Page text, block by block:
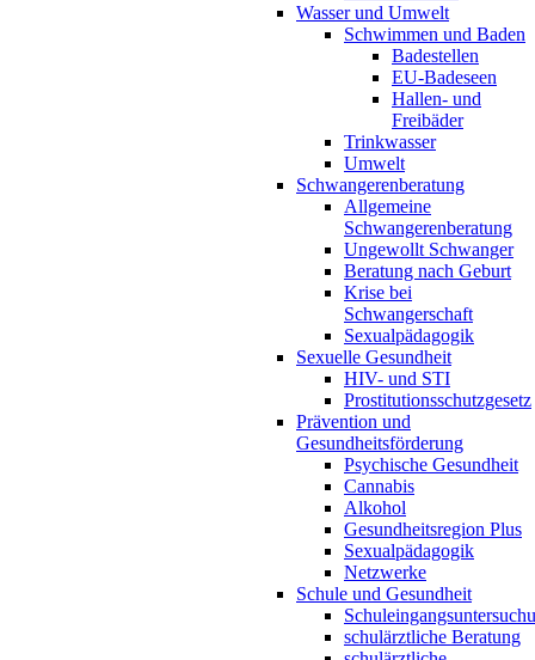
Wasser und Umwelt
Schwimmen und Baden
Badestellen
EU-Badeseen
Hallen- und
Freibäder
Trinkwasser
Umwelt
Schwangerenberatung
Allgemeine
Schwangerenberatung
Ungewollt Schwanger
Beratung nach Geburt
Krise bei
Schwangerschaft
Sexualpädagogik
Sexuelle Gesundheit
HIV- und STI
Prostitutionsschutzgesetz
Prävention und
Gesundheitsförderung
Psychische Gesundheit
Cannabis
Alkohol
Gesundheitsregion Plus
Sexualpädagogik
Netzwerke
Schule und Gesundheit
schulärztliche Beratung